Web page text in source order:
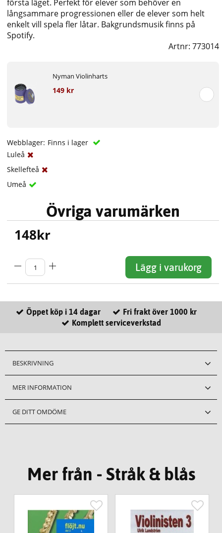
första läget. Perfekt för elever som behöver en
långsammare progressionen eller de elever som helt
enkelt vill spela fler låtar. Bakgrundsmusik finns på
Spotify.
Artnr:773014
Nyman Violinharts
149 kr
Webblager: Finns i lager
Luleå
Skellefteå
Umeå
Övriga varumärken
148kr
Lägg i varukorg
Öppet köp i 14 dagar
Fri frakt över 1000 kr
Komplett serviceverkstad
BESKRIVNING
MER INFORMATION
GE DITT OMDÖME
Mer från - Stråk & blås